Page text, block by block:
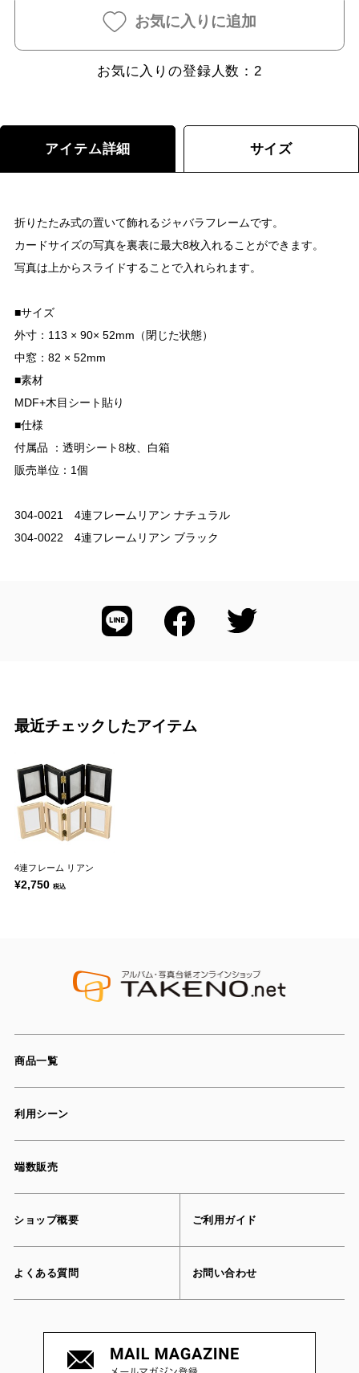
お気に入りに追加
お気に入りの登録人数： 2
アイテム詳細 サイズ
折りたたみ式の置いて飾れるジャバラフレームです。
カードサイズの写真を裏表に最大8枚入れることができます。
写真は上からスライドすることで入れられます。
■サイズ
外寸：113 × 90× 52mm（閉じた状態）
中窓：82 × 52mm
■素材
MDF+木目シート貼り
■仕様
付属品 ：透明シート8枚、白箱
販売単位：1個
304-0021 4連フレームリアン ナチュラル
304-0022 4連フレームリアン ブラック
最近チェックしたアイテム
4連フレーム リアン
¥2,750 税込
商品一覧
利用シーン
端数販売
ショップ概要 ご利用ガイド
よくある質問 お問い合わせ